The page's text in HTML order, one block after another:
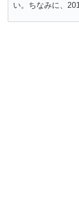
い。ちなみに、